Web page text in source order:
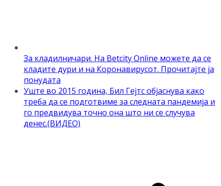
За кладилничари. На Betcity Online можете да се
кладите дури и на Коронавирусот. Прочитајте ја
понудата
Уште во 2015 година, Бил Гејтс објаснува како
треба да се подготвиме за следната пандемија и
го предвидува точно она што ни се случува
денес.(ВИДЕО)